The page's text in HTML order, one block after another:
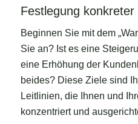
Festlegung konkreter
Beginnen Sie mit dem
Sie an? Ist es eine
eine Erhöhung der
beides? Diese Ziele sind
Leitlinien, die Ihnen und
konzentriert und